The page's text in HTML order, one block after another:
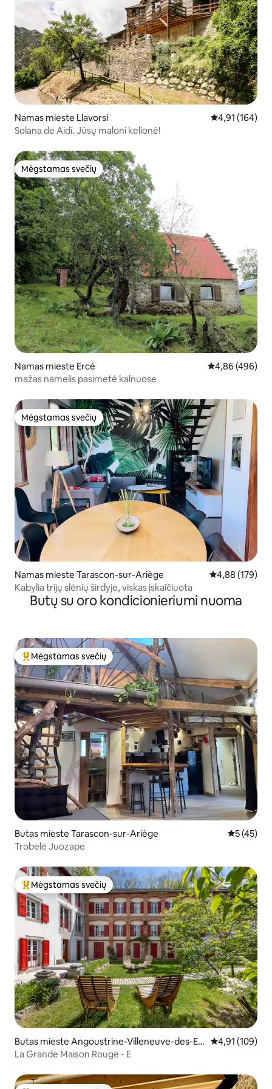
Namas mieste Llavorsí Vidutinis
4,91 (164)
Solana de Aidí. Jūsų maloni kelionė!
Mėgstamas svečių
Mėgstamas svečių
Namas mieste Ercé Vidutinis
4,86 (496)
mažas namelis pasimetė kalnuose
Mėgstamas svečių
Mėgstamas svečių
Namas mieste Tarascon-sur-Ariège Vidutinis
4,88 (179)
Kabylia trijų slėnių širdyje, viskas įskaičiuota
Butų su oro kondicionieriumi nuoma
Svečių mėgstamiausias
Mėgstamas svečių
Butas mieste Tarascon-sur-Ariège Vidutinis
5 (45)
Trobelė Juozape
Svečių mėgstamiausias
Mėgstamas svečių
Butas mieste Angoustrine-Villeneuve-des-Es
caldes
Vidutinis
4,91 (109)
La Grande Maison Rouge - E